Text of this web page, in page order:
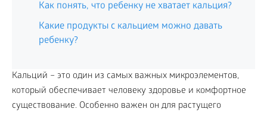
Как понять, что ребенку не хватает кальция?
Какие продукты с кальцием можно давать
ребенку?
Кальций – это один из самых важных микроэлементов,
который обеспечивает человеку здоровье и комфортное
существование. Особенно важен он для растущего